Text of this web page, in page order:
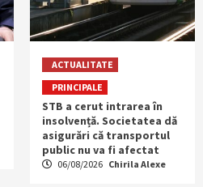
ACTUALITATE
PRINCIPALE
STB a cerut intrarea în
insolvență. Societatea dă
asigurări că transportul
public nu va fi afectat
06/08/2026 Chirila Alexe